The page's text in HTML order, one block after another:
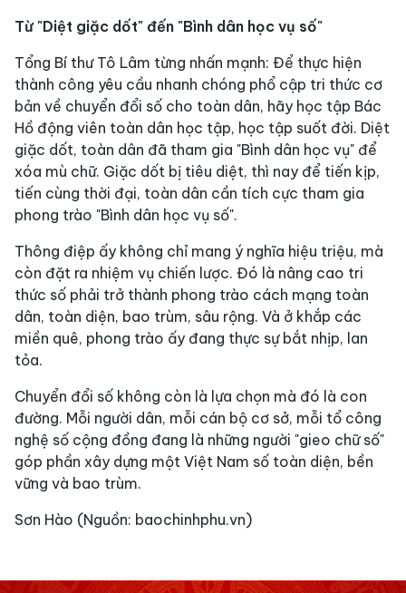
Từ "Diệt giặc dốt" đến "Bình dân học vụ số"
Tổng Bí thư Tô Lâm từng nhấn mạnh: Để thực hiện
thành công yêu cầu nhanh chóng phổ cập tri thức cơ
bản về chuyển đổi số cho toàn dân, hãy học tập Bác
Hồ động viên toàn dân học tập, học tập suốt đời. Diệt
giặc dốt, toàn dân đã tham gia "Bình dân học vụ" để
xóa mù chữ. Giặc dốt bị tiêu diệt, thì nay để tiến kịp,
tiến cùng thời đại, toàn dân cần tích cực tham gia
phong trào "Bình dân học vụ số".
Thông điệp ấy không chỉ mang ý nghĩa hiệu triệu, mà
còn đặt ra nhiệm vụ chiến lược. Đó là nâng cao tri
thức số phải trở thành phong trào cách mạng toàn
dân, toàn diện, bao trùm, sâu rộng. Và ở khắp các
miền quê, phong trào ấy đang thực sự bắt nhịp, lan
tỏa.
Chuyển đổi số không còn là lựa chọn mà đó là con
đường. Mỗi người dân, mỗi cán bộ cơ sở, mỗi tổ công
nghệ số cộng đồng đang là những người "gieo chữ số"
góp phần xây dựng một Việt Nam số toàn diện, bền
vững và bao trùm.
Sơn Hào (Nguồn: baochinhphu.vn)